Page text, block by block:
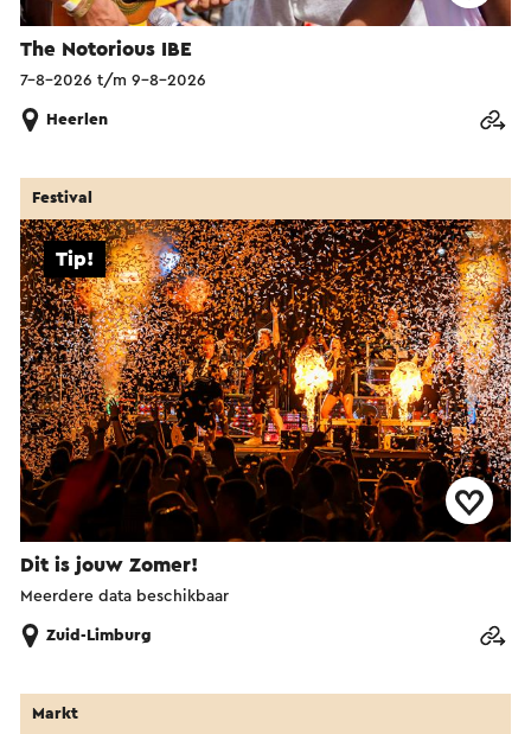
The Notorious IBE
7-8-2026 t/m 9-8-2026
Heerlen
Dit is jouw Zomer!
Tip!
Festival
Meerdere data beschikbaar
Zuid-Limburg
Markt